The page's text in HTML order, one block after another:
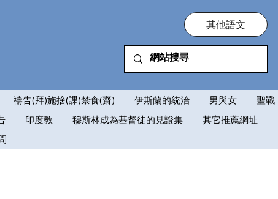
其他語文
禱告(拜)施捨(課)禁食(齋) 伊斯蘭的統治 男與女
聖戰
印度教 穆斯林成為基督徒的見證集
其它推薦網址